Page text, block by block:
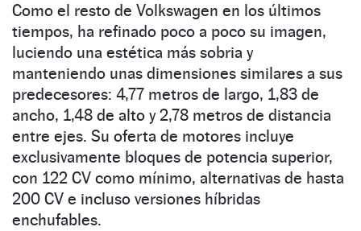
Como el resto de Volkswagen en los últimos
tiempos, ha refinado poco a poco su imagen,
luciendo una estética más sobria y
manteniendo unas dimensiones similares a sus
predecesores: 4,77 metros de largo, 1,83 de
ancho, 1,48 de alto y 2,78 metros de distancia
entre ejes. Su oferta de motores incluye
exclusivamente bloques de potencia superior,
con 122 CV como mínimo, alternativas de hasta
200 CV e incluso versiones híbridas
enchufables.